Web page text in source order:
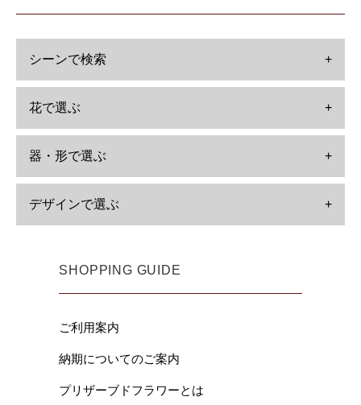
シーンで検索 +
花で選ぶ +
器・形で選ぶ +
デザインで選ぶ +
SHOPPING GUIDE
ご利用案内
納期についてのご案内
プリザーブドフラワーとは